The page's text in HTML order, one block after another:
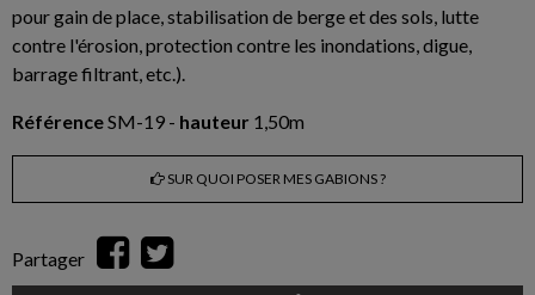
pour gain de place, stabilisation de berge et des sols, lutte
contre l'érosion, protection contre les inondations, digue,
barrage filtrant, etc.).
RéférenceSM-19 - hauteur 1,50m
SUR QUOI POSER MES GABIONS ?
Partager